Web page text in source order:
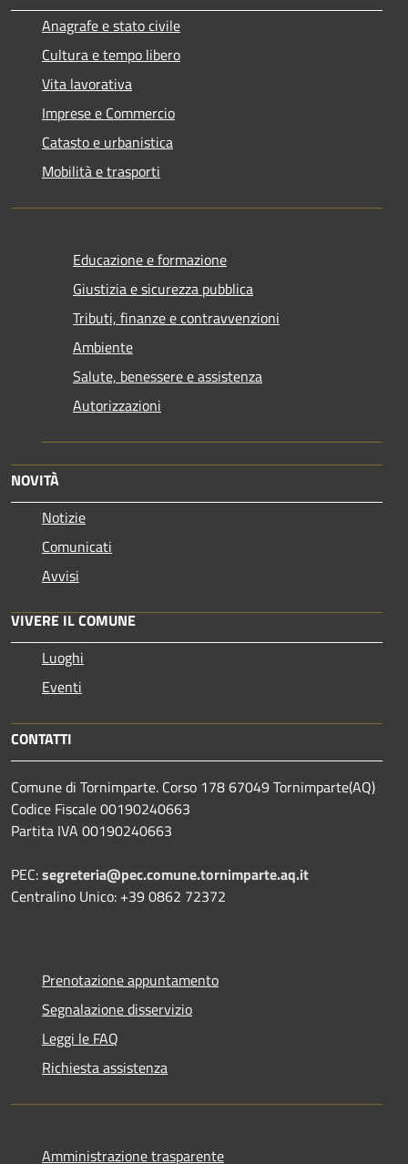
Anagrafe e stato civile
Cultura e tempo libero
Vita lavorativa
Imprese e Commercio
Catasto e urbanistica
Mobilità e trasporti
Educazione e formazione
Giustizia e sicurezza pubblica
Tributi, finanze e contravvenzioni
Ambiente
Salute, benessere e assistenza
Autorizzazioni
NOVITÀ
Notizie
Comunicati
Avvisi
VIVERE IL COMUNE
Luoghi
Eventi
CONTATTI
Comune di Tornimparte. Corso 178 67049 Tornimparte(AQ)
Codice Fiscale 00190240663
Partita IVA 00190240663
PEC:segreteria@pec.comune.tornimparte.aq.it
Centralino Unico: +39 0862 72372
Prenotazione appuntamento
Segnalazione disservizio
Leggi le FAQ
Richiesta assistenza
Amministrazione trasparente